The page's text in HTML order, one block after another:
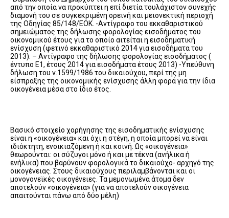
από την οποία να προκύπτει η επί διετία τουλάχιστον συνεχής
διαμονή του σε συγκεκριμένη ορεινή και μειονεκτική περιοχή
της Οδηγίας 85/148/ΕΟΚ. -Αντίγραφο του εκκαθαριστικού
σημειώματος της δήλωσης φορολογίας εισοδήματος του
οικονομικού έτους για το οποίο αιτείται η εισοδηματική
ενίσχυση (φετινό εκκαθαριστικό 2014 για εισοδήματα του
2013). – Αντίγραφο της δήλωσης φορολογίας εισοδήματος (
έντυπο Ε1, έτους 2014 για εισοδήματα έτους 2013) -Υπεύθυνη
δήλωση του ν.1599/1986 του δικαιούχου, περί της μη
είσπραξης της οικονομικής ενίσχυσης άλλη φορά για την ίδια
οικογένεια μέσα στο ίδιο έτος.
Βασικό στοιχείο χορήγησης της εισοδηματικής ενίσχυσης
είναι η «οικογένεια» και όχι η στέγη, η οποία μπορεί να είναι
ιδιόκτητη, ενοικιαζόμενη ή και κοινή. Ως «οικογένεια»
θεωρούνται: οι σύζυγοι μόνο ή και με τέκνα (ανήλικα ή
ενήλικα) που βαρύνουν φορολογικά το δικαιούχο- αρχηγό της
οικογένειας. Στους δικαιούχους περιλαμβάνονται και οι
μονογονεϊκές οικογένειες. Τα μεμονωμένα άτομα δεν
αποτελούν «οικογένεια» (για να αποτελούν οικογένεια
απαιτούνται πάνω από δύο μέλη)